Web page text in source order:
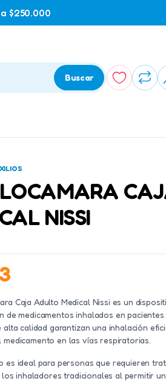
$250.000
Buscar
NISSI
Caja Adulto Medical Nissi es un
de medicamentos inhalados en
alta calidad garantizan una inhalación
medicamento en las vías respiratorias.
es ideal para personas que requieren
inhaladores tradicionales al permitir